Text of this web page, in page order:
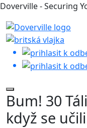
Doverville - Securing
Bum! 30
když se